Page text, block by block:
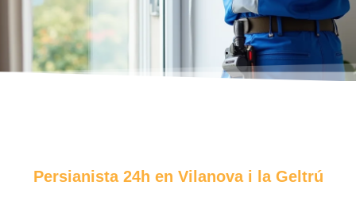
Persianista 24h en Vilanova i la Geltrú